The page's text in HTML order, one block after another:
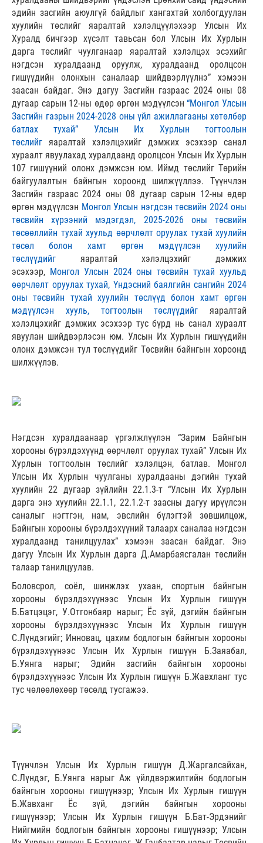
эдийн засгийн аюулгүй байдлыг хангахтай холбогдуулан
хуулийн төслийг яаралтай хэлэлцүүлэхээр Улсын Их
Хуралд бичгээр хүсэлт тавьсан бол Улсын Их Хурлын
дарга төслийг чуулганаар яаралтай хэлэлцэх эсэхийг
нэгдсэн хуралдаанд оруулж, хуралдаанд оролцсон
гишүүдийн олонхын саналаар шийдвэрлүүлнэ” хэмээн
заасан байдаг. Энэ дагуу Засгийн газраас 2024 оны 08
дугаар сарын 12-ны өдөр өргөн мэдүүлсэн“Монгол Улсын
Засгийн газрын 2024-2028 оны үйл ажиллагааны хөтөлбөр
батлах тухай” Улсын Их Хурлын тогтоолын
төслийг яаралтай хэлэлцэхийг дэмжих эсэхээр санал
хураалт явуулахад хуралдаанд оролцсон Улсын Их Хурлын
107 гишүүний олонх дэмжсэн юм. Иймд төслийг Төрийн
байгуулалтын байнгын хороонд шилжүүллээ. Түүнчлэн
Засгийн газраас 2024 оны 08 дугаар сарын 12-ны өдөр
өргөн мэдүүлсэн Монгол Улсын нэгдсэн төсвийн 2024 оны
төсвийн хүрээний мэдэгдэл, 2025-2026 оны төсвийн
төсөөллийн тухай хуульд өөрчлөлт оруулах тухай хуулийн
төсөл болон хамт өргөн мэдүүлсэн хуулийн
төслүүдийг яаралтай хэлэлцэхийг дэмжих
эсэхээр, Монгол Улсын 2024 оны төсвийн тухай хуульд
өөрчлөлт оруулах тухай, Үндэсний баялгийн сангийн 2024
оны төсвийн тухай хуулийн төслүүд болон хамт өргөн
мэдүүлсэн хууль, тогтоолын төслүүдийг яаралтай
хэлэлцэхийг дэмжих эсэхээр тус бүрд нь санал хураалт
явуулан шийдвэрлэсэн юм. Улсын Их Хурлын гишүүдийн
олонх дэмжсэн тул төслүүдийг Төсвийн байнгын хороонд
шилжүүлэв.
Нэгдсэн хуралдаанаар үргэлжлүүлэн “Зарим Байнгын
хорооны бүрэлдэхүүнд өөрчлөлт оруулах тухай” Улсын Их
Хурлын тогтоолын төслийг хэлэлцэн, батлав. Монгол
Улсын Их Хурлын чуулганы хуралдааны дэгийн тухай
хуулийн 22 дугаар зүйлийн 22.1.3-т “Улсын Их Хурлын
дарга энэ хуулийн 22.1.1, 22.1.2-т заасны дагуу ирүүлсэн
саналыг нэгтгэн, нам, эвслийн бүлэгтэй зөвшилцөж,
Байнгын хорооны бүрэлдэхүүний талаарх саналаа нэгдсэн
хуралдаанд танилцуулах” хэмээн заасан байдаг. Энэ
дагуу Улсын Их Хурлын дарга Д.Амарбаясгалан төслийн
талаар танилцуулав.
Боловсрол, соёл, шинжлэх ухаан, спортын байнгын
хорооны бүрэлдэхүүнээс Улсын Их Хурлын гишүүн
Б.Батцэцэг, У.Отгонбаяр нарыг; Ёс зүй, дэгийн байнгын
хорооны бүрэлдэхүүнээс Улсын Их Хурлын гишүүн
С.Лүндэгийг; Инновац, цахим бодлогын байнгын хорооны
бүрэлдэхүүнээс Улсын Их Хурлын гишүүн Б.Заяабал,
Б.Уянга нарыг; Эдийн засгийн байнгын хорооны
бүрэлдэхүүнээс Улсын Их Хурлын гишүүн Б.Жавхланг тус
тус чөлөөлөхөөр төсөлд тусгажээ.
Түүнчлэн Улсын Их Хурлын гишүүн Д.Жаргалсайхан,
С.Лүндэг, Б.Уянга нарыг Аж үйлдвэржилтийн бодлогын
байнгын хорооны гишүүнээр; Улсын Их Хурлын гишүүн
Б.Жавханг Ёс зүй, дэгийн байнгын хорооны
гишүүнээр; Улсын Их Хурлын гишүүн Б.Бат-Эрдэнийг
Нийгмийн бодлогын байнгын хорооны гишүүнээр; Улсын